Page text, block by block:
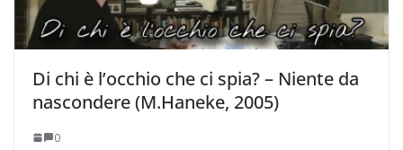
Di chi è l’occhio che ci spia? – Niente da
nascondere (M.Haneke, 2005)
0